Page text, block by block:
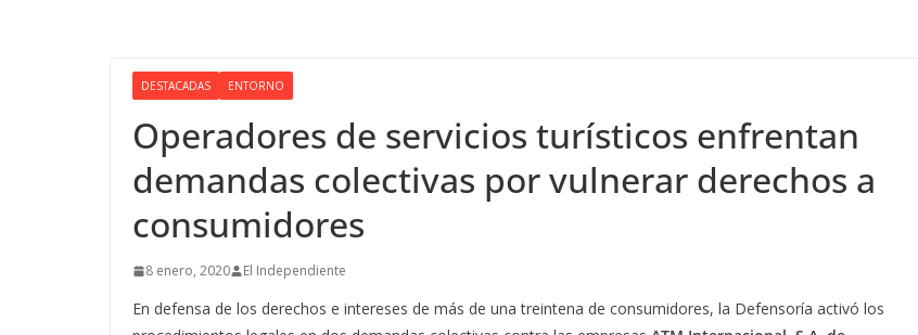
DESTACADAS ENTORNO
Operadores de servicios turísticos enfrentan
demandas colectivas por vulnerar derechos a
consumidores
8 enero, 2020 El Independiente
En defensa de los derechos e intereses de más de una treintena de consumidores, la Defensoría activó los